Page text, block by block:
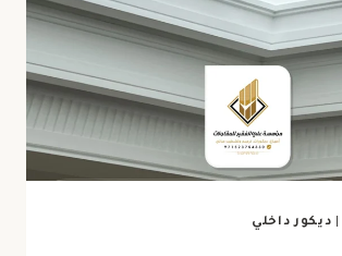
ديكور داخلي